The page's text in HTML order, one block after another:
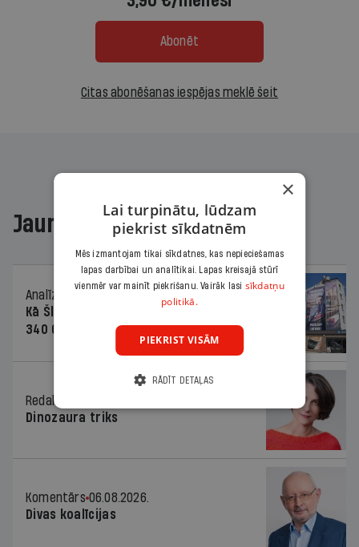
Abonēt
Citas abonēšanas iespējas meklē šeit
Jaunākajā žurnālā
Analīze
Kā Šlesera partija palika nesodīta par
340 000 vērtu reklāmas kampaņu
Redaktores sleja
Dinozaura triks
Komentārs 06.08.2026.
Divas koalīcijas
×
Lai turpinātu, lūdzam
piekrist sīkdatnēm
Mēs izmantojam tikai sīkdatnes, kas nepieciešamas
lapas darbībai un analītikai. Lapas kreisajā stūrī
vienmēr var mainīt piekrišanu. Vairāk lasi sīkdatņu
politikā.
PIEKRIST VISĀM
RĀDĪT DETAĻAS